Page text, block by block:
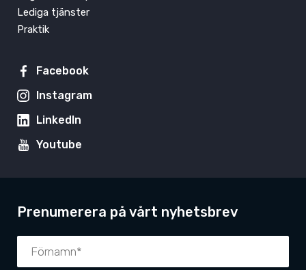
Lediga tjänster
Praktik
Facebook
Instagram
LinkedIn
Youtube
Prenumerera på vårt nyhetsbrev